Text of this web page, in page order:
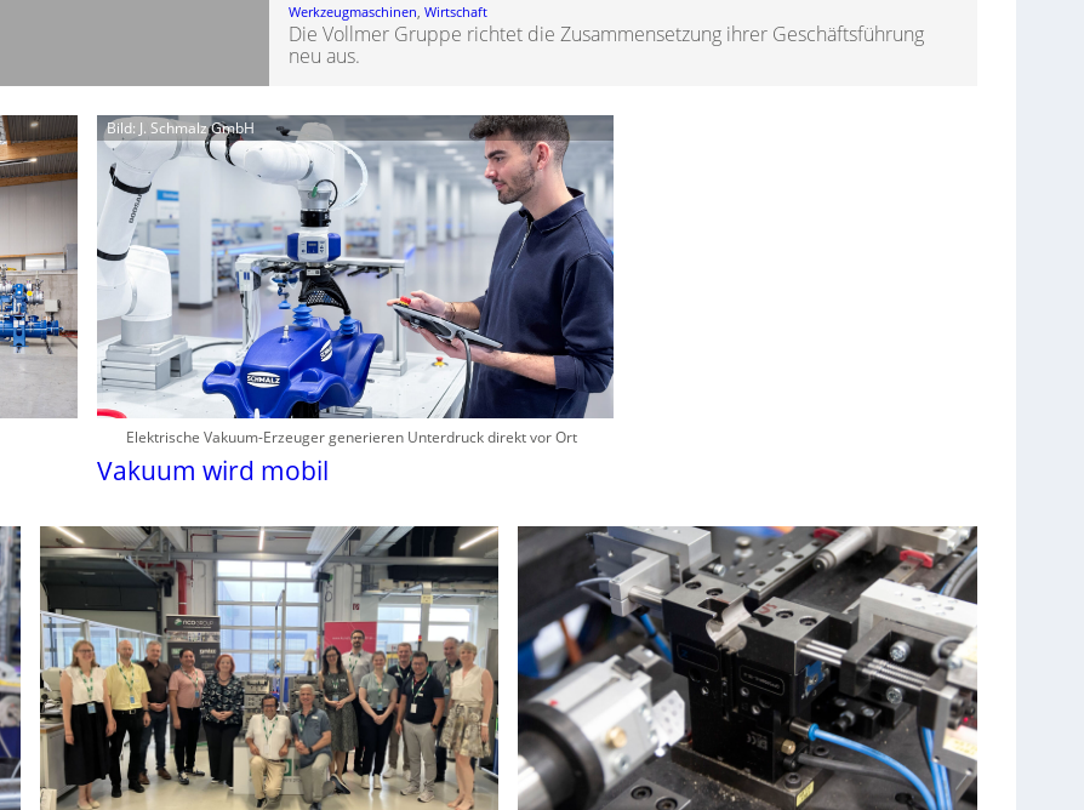
Werkzeugmaschinen Wirtschaft
Die Vollmer Gruppe richtet die Zusammensetzung ihrer Geschäftsführung
neu aus.
Bild: J. Schmalz GmbH
Elektrische Vakuum-Erzeuger generieren Unterdruck direkt vor Ort
Vakuum wird mobil